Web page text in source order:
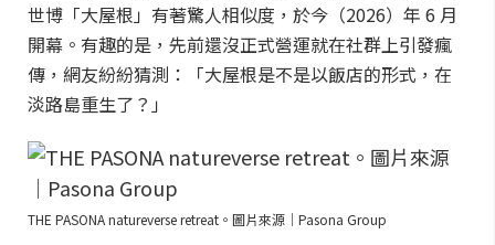
世博「大屋根」有著驚人相似度，於今（2026）年 6 月
開幕。有趣的是，先前還沒正式營運就在社群上引發瘋
傳，網友紛紛猜測：「大屋根是不是以飯店的形式，在
淡路島重生了？」
THE PASONA natureverse retreat。圖片來源｜Pasona Group